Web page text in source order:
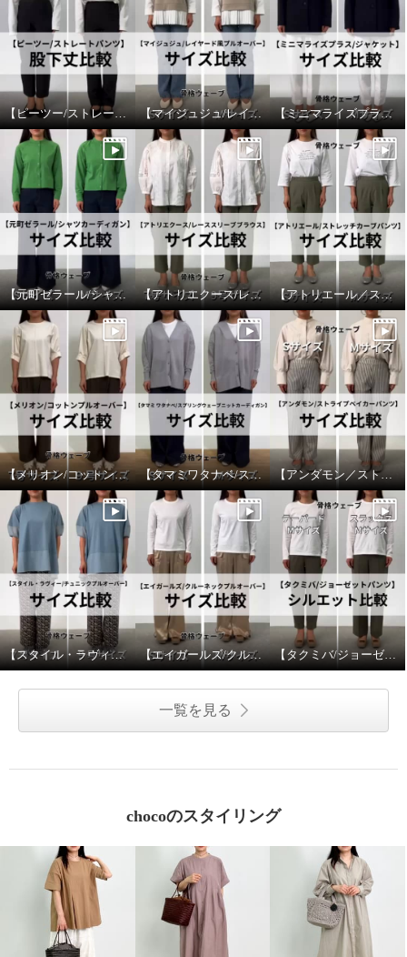
ピーツー え！？はいてないみた
い？ 純日本製 美脚ストレート
やわらかストレッチパンツ ＜股
下７２ｃｍ＞
ブラック Ｍ
¥0
ピーツー え！？はいてないみた
い？ 純日本製 美脚ストレート
やわらかストレッチパンツ ＜股
下６４ｃｍ＞
ブラック
¥0
【ピーツー/ストレートパンツ】股下丈比較 【マイジュジュ/レイヤード風プルオーバー】サイズ比較 【ミニマライズプラス/ジャケット】サイズ比較
【元町ゼラール/シャツカーディガン】サイズ比較 【アトリエクース/レーススリーブブラウス】サイズ比較 【アトリエール／ストレッチカーブパンツ】サイズ比較
【メリオン/コットンプルオーバー】サイズ比較 【タマミワタナベ/スプリングウェーブニットカーディガン】サイズ比較 【アンダモン／ストライプベイカーパンツ】サイズ比較
【スタイル・ラヴィー/チュニックプルオーバー】サイズ比較 【エイガールズ/クルーネックプルオーバー】サイズ比較 【タクミバ/ジョーゼットパンツ】シルエット比較
一覧を見る
chocoのスタイリング